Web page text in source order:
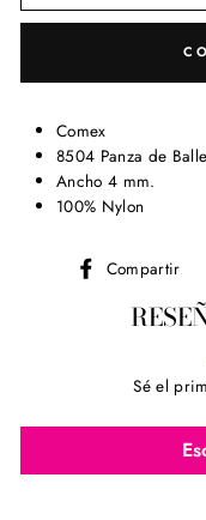
Comex
8504 Panza de
Ancho 4 mm.
100% Nylon
Compartir
Sé el